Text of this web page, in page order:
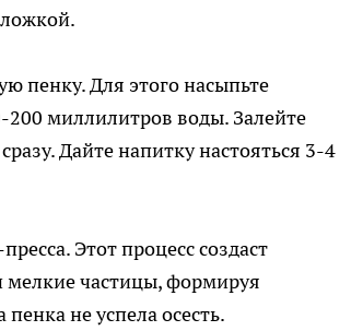
пенку. Для этого насыпьте
миллилитров воды. Залейте
Дайте напитку настояться 3-4
Этот процесс создаст
мелкие частицы, формируя
не успела осесть.